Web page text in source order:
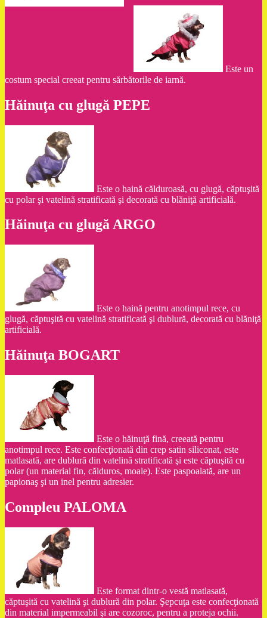
Este un
costum special creeat pentru sărbătorile de iarnă.
Hăinuţa cu glugă PEPE
Este o haină călduroasă, cu glugă, căptuşită
cu polar şi vatelină stratificată şi decorată cu blăniţă artificială.
Hăinuţa cu glugă ARGO
Este o haină pentru anotimpul rece, cu
glugă, căptuşită cu vatelină stratificată şi dublură, decorată cu blăniţă
artificială.
Hăinuţa BOGART
Este o hăinuţă fină, creeată pentru
anotimpul rece. Este confecţionată din crep satin siliconat, este
matlasată, are dublură din vatelină stratificată şi este căptuşită cu
polar (un material fin, călduros, moale). Este paspoalată, are un
papionaş şi un inel pentru adresier.
Compleu PALOMA
Este format dintr-o vestă matlasată,
căptuşită cu vatelină şi dublură din polar. Şepcuţa este confecţionată
din material impermeabil şi are cozoroc, pentru a proteja ochii.